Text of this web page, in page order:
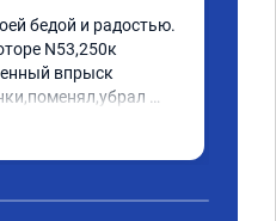
бедой и радостью.
N53,250к
впрыск
к одному